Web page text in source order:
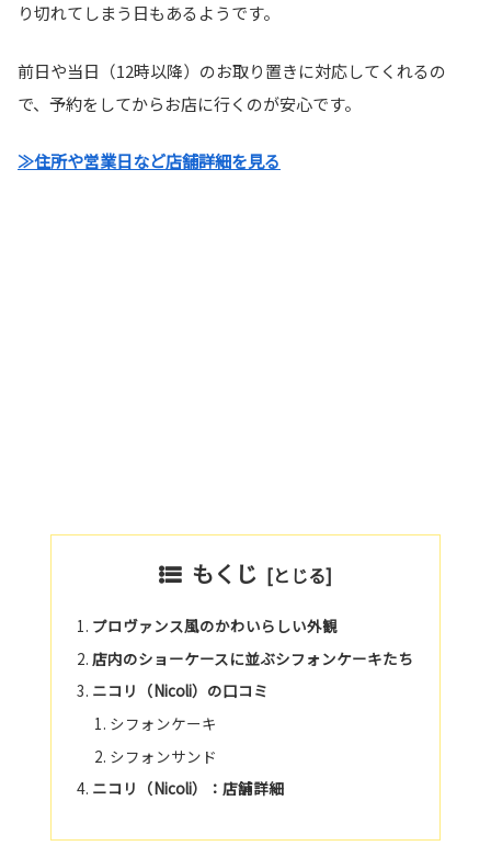
り切れてしまう日もあるようです。
前日や当日（12時以降）のお取り置きに対応してくれるの
で、予約をしてからお店に行くのが安心です。
≫住所や営業日など店舗詳細を見る
もくじ
プロヴァンス風のかわいらしい外観
店内のショーケースに並ぶシフォンケーキたち
ニコリ（Nicoli）の口コミ
シフォンケーキ
シフォンサンド
ニコリ（Nicoli）：店舗詳細